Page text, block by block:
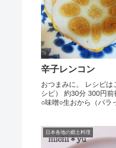
辛子レンコン
おつまみに。 レシピは
シピ） 約30分 300円
○味噌○生おから（パラ
プ）○辛子○砂糖小麦粉
日本各地の郷土料理